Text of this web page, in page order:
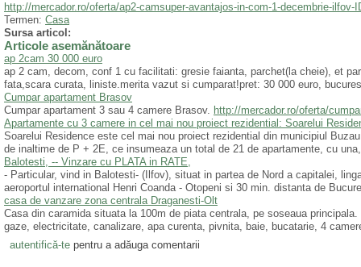
http://mercador.ro/oferta/ap2-camsuper-avantajos-in-com-1-decembrie-ilfov-
Termen: Casa
Sursa articol:
Articole asemănătoare
ap 2cam 30 000 euro
ap 2 cam, decom, conf 1 cu facilitati: gresie faianta, parchet(la cheie), et
fata,scara curata, liniste.merita vazut si cumparat!pret: 30 000 euro,
Cumpar apartament Brasov
Cumpar apartament 3 sau 4 camere Brasov. http://mercador.ro/oferta/
Apartamente cu 3 camere in cel mai nou proiect rezidential: Soarelui
Soarelui Residence este cel mai nou proiect rezidential din municipiul
de inaltime de P + 2E, ce insumeaza un total de 21 de apartamente, cu
Balotesti, -- Vinzare cu PLATA in RATE,
- Particular, vind in Balotesti- (Ilfov), situat in partea de Nord a capitalei,
aeroportul international Henri Coanda - Otopeni si 30 min. distanta de
casa de vanzare zona centrala Draganesti-Olt
Casa din caramida situata la 100m de piata centrala, pe soseaua
gaze, electricitate, canalizare, apa curenta, pivnita, baie, bucatarie, 4
autentifică-tepentru a adăuga comentarii